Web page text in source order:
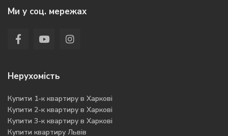
Ми у соц. мережах
Нерухомість
Купити 1-к квартиру в Харкові
Купити 2-к квартиру в Харкові
Купити 3-к квартиру в Харкові
Купити квартиру Львів